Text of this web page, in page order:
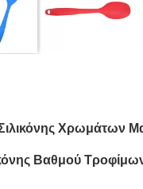
Χρωμάτων
Βαθμού